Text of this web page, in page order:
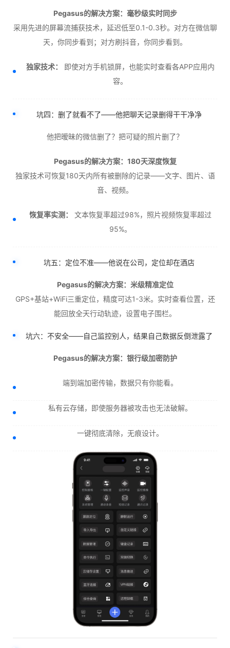
Pegasus的解决方案：毫秒级实时同步
采用先进的屏幕流捕获技术，延迟低至0.1-0.3秒。对方在微信聊
天，你同步看到；对方刷抖音，你同步看到。
独家技术：
即使对方手机锁屏，也能实时查看各APP应用内
容。
坑四：删了就看不了——他把聊天记录删得干干净净
他把暧昧的微信删了？把可疑的照片删了？
Pegasus的解决方案：180天深度恢复
独家技术可恢复180天内所有被删除的记录——文字、图片、语
音、视频。
恢复率实测：
文本恢复率超过98%，照片视频恢复率超过
95%。
坑五：定位不准——他说在公司，定位却在酒店
Pegasus的解决方案：米级精准定位
GPS+基站+WiFi三重定位，精度可达1-3米。实时查看位置，还
能回放全天行动轨迹，设置电子围栏。
坑六：不安全——自己监控别人，结果自己数据反倒泄露了
Pegasus的解决方案：银行级加密防护
端到端加密传输，数据只有你能看。
私有云存储，即使服务器被攻击也无法破解。
一键彻底清除，无痕设计。